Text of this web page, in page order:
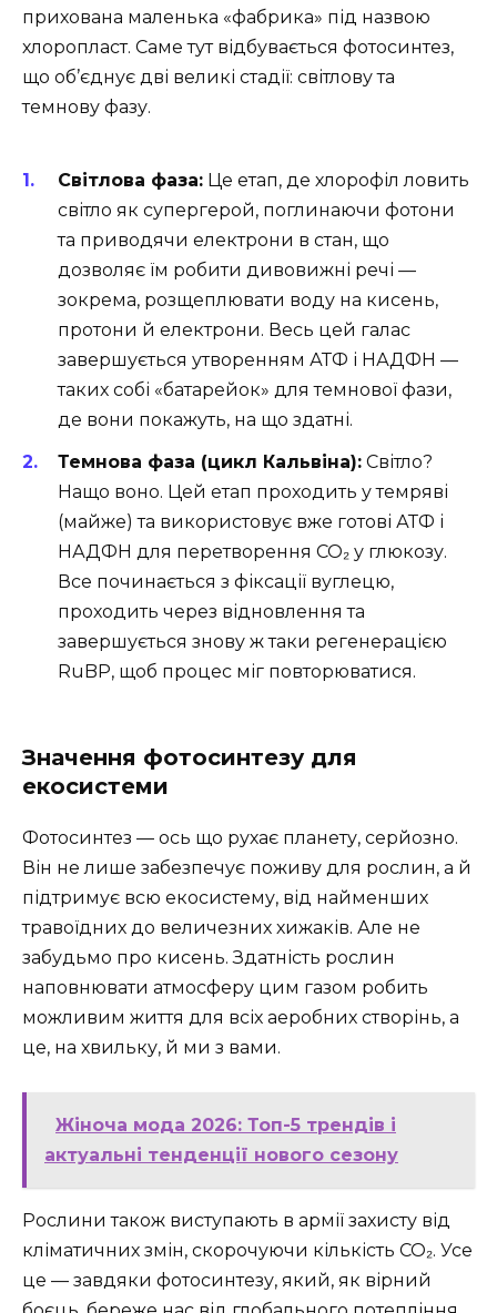
прихована маленька «фабрика» під назвою
хлоропласт. Саме тут відбувається фотосинтез,
що об’єднує дві великі стадії: світлову та
темнову фазу.
Світлова фаза: Це етап, де хлорофіл ловить
світло як супергерой, поглинаючи фотони
та приводячи електрони в стан, що
дозволяє їм робити дивовижні речі —
зокрема, розщеплювати воду на кисень,
протони й електрони. Весь цей галас
завершується утворенням АТФ і НАДФН —
таких собі «батарейок» для темнової фази,
де вони покажуть, на що здатні.
Темнова фаза (цикл Кальвіна): Світло?
Нащо воно. Цей етап проходить у темряві
(майже) та використовує вже готові АТФ і
НАДФН для перетворення CO₂ у глюкозу.
Все починається з фіксації вуглецю,
проходить через відновлення та
завершується знову ж таки регенерацією
RuBP, щоб процес міг повторюватися.
Значення фотосинтезу для
екосистеми
Фотосинтез — ось що рухає планету, серйозно.
Він не лише забезпечує поживу для рослин, а й
підтримує всю екосистему, від найменших
травоїдних до величезних хижаків. Але не
забудьмо про кисень. Здатність рослин
наповнювати атмосферу цим газом робить
можливим життя для всіх аеробних створінь, а
це, на хвильку, й ми з вами.
Жіноча мода 2026: Топ-5 трендів і
актуальні тенденції нового сезону
Рослини також виступають в армії захисту від
кліматичних змін, скорочуючи кількість CO₂. Усе
це — завдяки фотосинтезу, який, як вірний